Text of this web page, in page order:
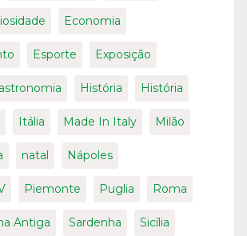
Economia
Esporte Exposição
História História
Itália Made In Italy Milão
natal Nápoles
Piemonte Puglia Roma
Antiga Sardenha Sicília